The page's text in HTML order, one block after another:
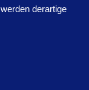
derartige